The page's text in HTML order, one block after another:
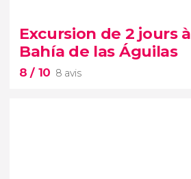
Excursion de 2 jours à
Bahía de las Águilas
8/ 10 8 avis